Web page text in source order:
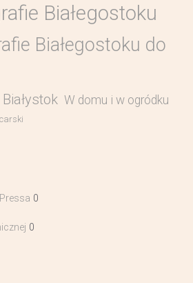
Białegostoku
Białegostoku do
W domu i w ogródku
0
0